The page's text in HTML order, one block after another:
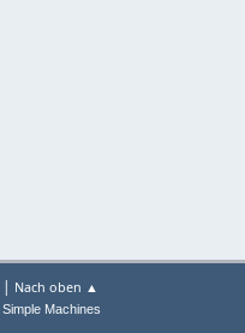
| Nach oben ▲
Simple Machines